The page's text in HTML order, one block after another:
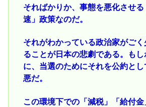
そればかりか、事態を悪化させ
速」政策なのだ。
それがわかっている政治家がご
ることが日本の悲劇である。も
に、当選のためにそれを公約と
悪だ。
この環境下での「減税」「給付